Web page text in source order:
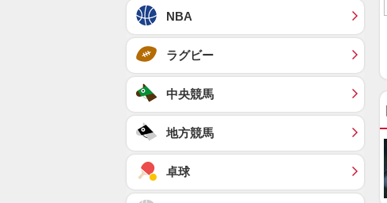
NBA
ラグビー
中央競馬
地方競馬
卓球